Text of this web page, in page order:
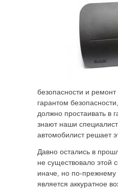
безопасности и
гарантом
должно простаивать в
знают наши
автомобилист решает
Давно остались в
не существовало этой
иначе, но по-прежнему
является аккуратное